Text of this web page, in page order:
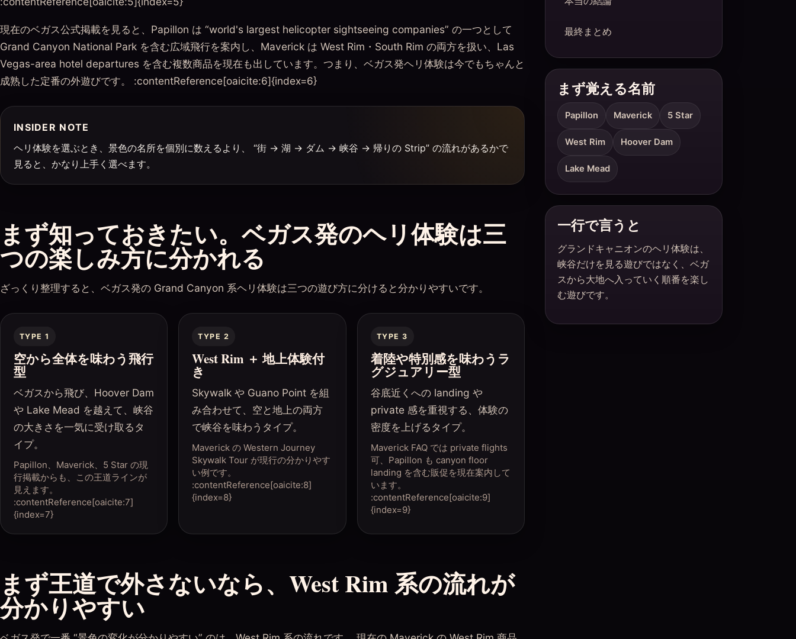
現在のベガス公式掲載を見ると、Papillon は “world's largest helicopter sightseeing companies” の一つとして
Grand Canyon National Park を含む広域飛行を案内し、Maverick は West Rim・South Rim の両方を扱い、Las
Vegas-area hotel departures を含む複数商品を現在も出しています。つまり、ベガス発ヘリ体験は今でもちゃんと
成熟した定番の外遊びです。 :contentReference[oaicite:6]{index=6}
INSIDER NOTE
ヘリ体験を選ぶとき、景色の名所を個別に数えるより、 “街 → 湖 → ダム → 峡谷 → 帰りの Strip” の流れがあるかで
見ると、かなり上手く選べます。
まず知っておきたい。ベガス発のヘリ体験は三
つの楽しみ方に分かれる
ざっくり整理すると、ベガス発の Grand Canyon 系ヘリ体験は三つの遊び方に分けると分かりやすいです。
TYPE 1
空から全体を味わう飛行
型
ベガスから飛び、Hoover Dam
や Lake Mead を越えて、峡谷
の大きさを一気に受け取るタ
イプ。
Papillon、Maverick、5 Star の現
行掲載からも、この王道ラインが
見えます。
:contentReference[oaicite:7]
{index=7}
TYPE 2
West Rim ＋ 地上体験付
き
Skywalk や Guano Point を組
み合わせて、空と地上の両方
で峡谷を味わうタイプ。
Maverick の Western Journey
Skywalk Tour が現行の分かりやす
い例です。
:contentReference[oaicite:8]
{index=8}
TYPE 3
着陸や特別感を味わうラ
グジュアリー型
谷底近くへの landing や
private 感を重視する、体験の
密度を上げるタイプ。
Maverick FAQ では private flights
可、Papillon も canyon floor
landing を含む販促を現在案内して
います。
:contentReference[oaicite:9]
{index=9}
まず王道で外さないなら、West Rim 系の流れが
分かりやすい
最終まとめ
まず覚える名前
Papillon Maverick 5 Star
West Rim Hoover Dam
Lake Mead
一行で言うと
グランドキャニオンのヘリ体験は、
峡谷だけを見る遊びではなく、ベガ
スから大地へ入っていく順番を楽し
む遊びです。